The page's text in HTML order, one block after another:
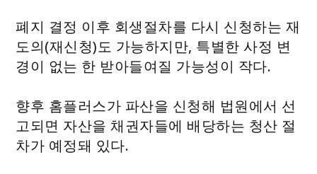
폐지 결정 이후 회생절차를 다시 신청하는 재
도의(재신청)도 가능하지만, 특별한 사정 변
경이 없는 한 받아들여질 가능성이 작다.
향후 홈플러스가 파산을 신청해 법원에서 선
고되면 자산을 채권자들에 배당하는 청산 절
차가 예정돼 있다.